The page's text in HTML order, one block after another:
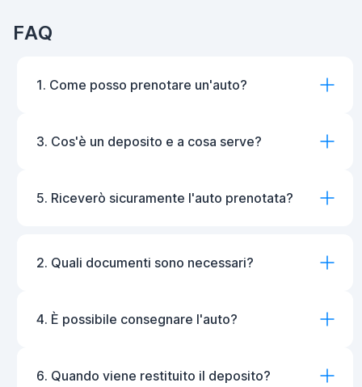
FAQ
1. Come posso prenotare un'auto?
3. Cos'è un deposito e a cosa serve?
5. Riceverò sicuramente l'auto prenotata?
2. Quali documenti sono necessari?
4. È possibile consegnare l'auto?
6. Quando viene restituito il deposito?